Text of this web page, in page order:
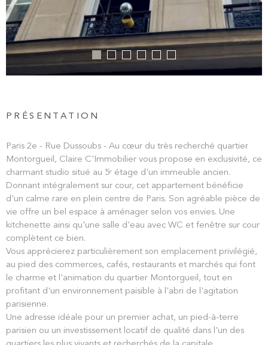
PRÉSENTATION
Paris 2e - Rue Dussoubs - Au cœur du très recherché quartier
Montorgueil, Claire C'Immobilier vous propose en exclusivité, ce
charmant studio situé au 5ᵉ étage d'un immeuble ancien.
Donnant intégralement sur cour, cet appartement bénéficie
d'un calme rare en plein centre de Paris. Son agréable pièce de
vie offre un bel espace à aménager selon vos envies. Une
kitchenette ainsi qu'une salle d'eau avec WC et fenêtre sur cour
complètent ce bien.
Vous apprécierez particulièrement son emplacement privilégié,
au pied des commerces, cafés, restaurants et marchés qui font
le charme et l'animation du quartier Montorgueil, tout en
profitant d'un environnement paisible à l'abri de l'agitation
parisienne.
Une adresse idéale pour un premier achat, un pied-à-terre
parisien ou un investissement locatif de qualité dans l'un des